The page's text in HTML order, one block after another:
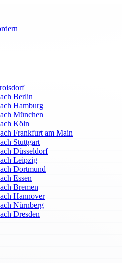
Berlin
Hamburg
München
Köln
Frankfurt am Main
Stuttgart
Düsseldorf
Leipzig
Dortmund
Essen
Bremen
Hannover
Nürnberg
Dresden